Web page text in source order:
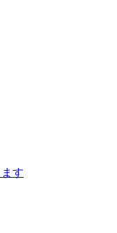
す